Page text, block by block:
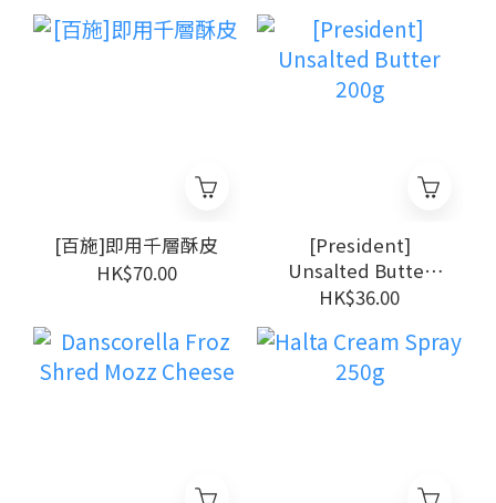
[百施]即用千層酥皮
HK$70.00
[President]
Unsalted Butter
200g
HK$36.00